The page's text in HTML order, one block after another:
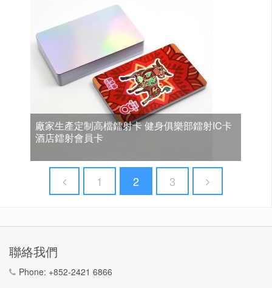
廠家生產定制高檔鐳射卡 健身俱樂部鐳射IC卡
酒店鐳射會員卡
1 2 3
聯絡我們
Phone: +852-2421 6866